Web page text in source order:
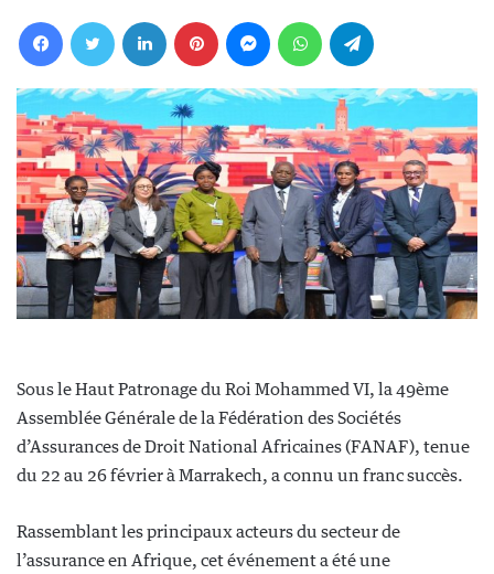
Sous le Haut Patronage du Roi Mohammed VI, la 49ème
Assemblée Générale de la Fédération des Sociétés
d’Assurances de Droit National Africaines (FANAF), tenue
du 22 au 26 février à Marrakech, a connu un franc succès.
Rassemblant les principaux acteurs du secteur de
l’assurance en Afrique, cet événement a été une